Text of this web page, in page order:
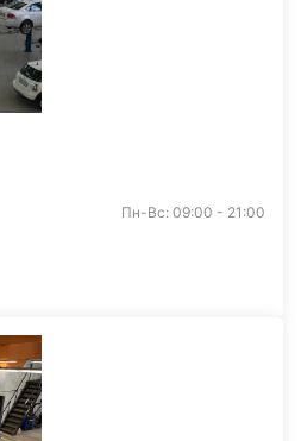
Пн-Вс: 09:00 - 21:00